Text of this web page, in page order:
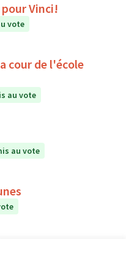
Vinci!
vote
cour de l'école
au vote
au vote